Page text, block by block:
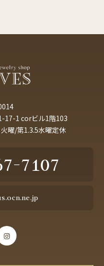
17-1 corビル1階103
曜/第1.3.5水曜定休
7107